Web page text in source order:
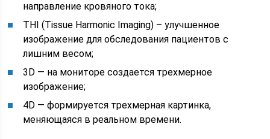
направление кровяного тока;
THI (Tissue Harmonic Imaging) – улучшенное
изображение для обследования пациентов с
лишним весом;
3D — на мониторе создается трехмерное
изображение;
4D — формируется трехмерная картинка,
меняющаяся в реальном времени.